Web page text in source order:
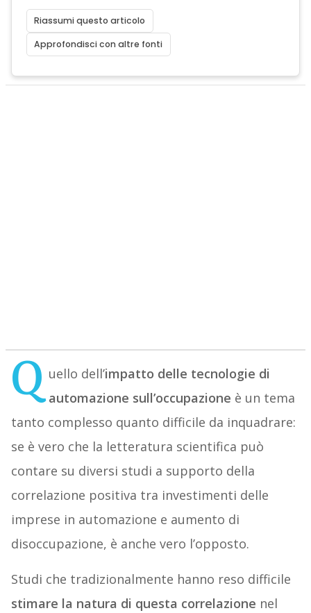
Riassumi questo articolo
Approfondisci con altre fonti
Q uello dell’impatto delle tecnologie di
automazione sull’occupazione è un tema
tanto complesso quanto difficile da inquadrare:
se è vero che la letteratura scientifica può
contare su diversi studi a supporto della
correlazione positiva tra investimenti delle
imprese in automazione e aumento di
disoccupazione, è anche vero l’opposto.
Studi che tradizionalmente hanno reso difficile
stimare la natura di questa correlazione nel